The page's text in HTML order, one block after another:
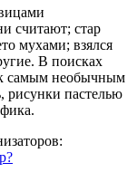
считают; стар
мухами; взялся
В поисках
к самым необычным
рисунки пастелью